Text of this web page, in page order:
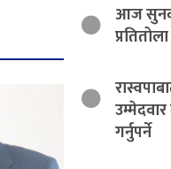
आज
गर्नुपर्ने